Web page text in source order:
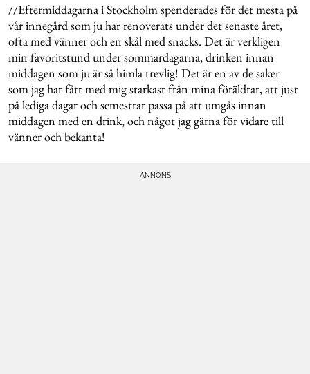
//Eftermiddagarna i Stockholm spenderades för det mesta på
vår innegård som ju har renoverats under det senaste året,
ofta med vänner och en skål med snacks. Det är verkligen
min favoritstund under sommardagarna, drinken innan
middagen som ju är så himla trevlig! Det är en av de saker
som jag har fått med mig starkast från mina föräldrar, att just
på lediga dagar och semestrar passa på att umgås innan
middagen med en drink, och något jag gärna för vidare till
vänner och bekanta!